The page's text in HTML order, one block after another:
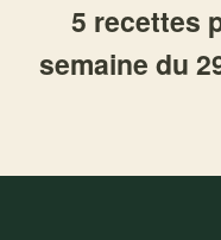
5 recettes
semaine du